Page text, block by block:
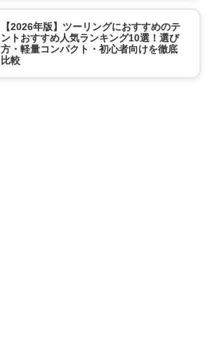
【2026年版】ツーリングにおすすめのテ
ントおすすめ人気ランキング10選！選び
方・軽量コンパクト・初心者向けを徹底
比較